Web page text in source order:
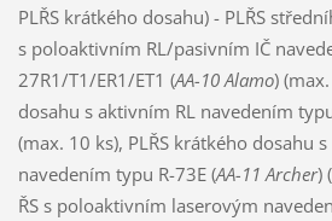
PLŘS krátkého dosahu) - PLŘS
s poloaktivním RL/pasivním IČ
27R1/T1/ER1/ET1 (AA-10 Alamo)
dosahu s aktivním RL navedením
(max. 10 ks), PLŘS krátkého dosahu
navedením typu R-73E (AA-11 Archer)
ŘS s poloaktivním laserovým